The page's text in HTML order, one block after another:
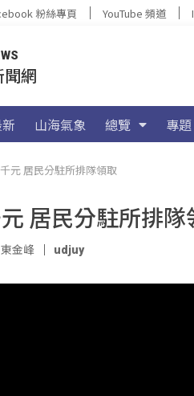
粉絲專頁 YouTube 頻道
網
山海氣象 總覽 專題
元 居民分駐所排隊領取
居民分駐所排隊
金峰 udjuy